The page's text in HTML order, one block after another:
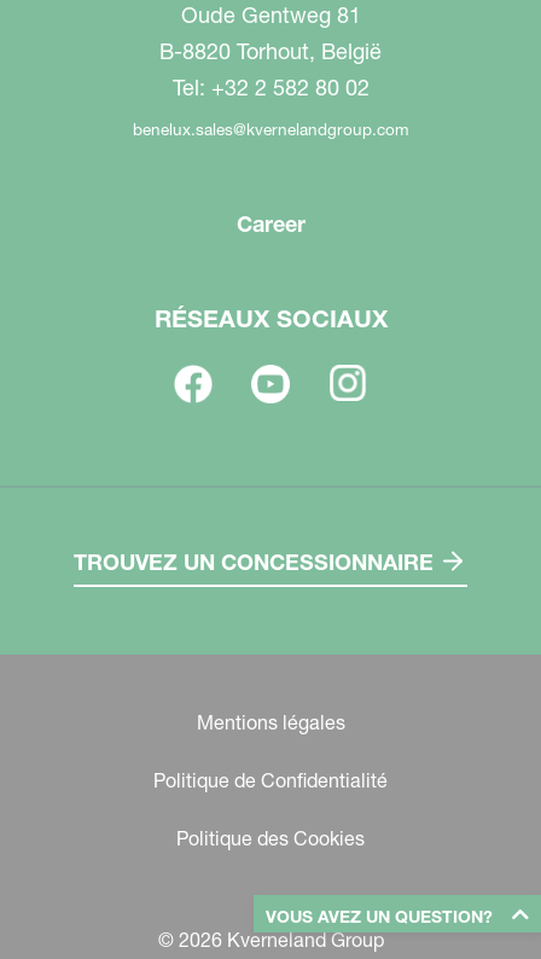
VOUS AVEZ UN QUESTION?
Oude Gentweg 81
B-8820 Torhout, België
Tel: +32 2 582 80 02
benelux.sales@kvernelandgroup.com
Career
RÉSEAUX SOCIAUX
TROUVEZ UN CONCESSIONNAIRE
Mentions légales
Politique de Confidentialité
Politique des Cookies
© 2026 Kverneland Group